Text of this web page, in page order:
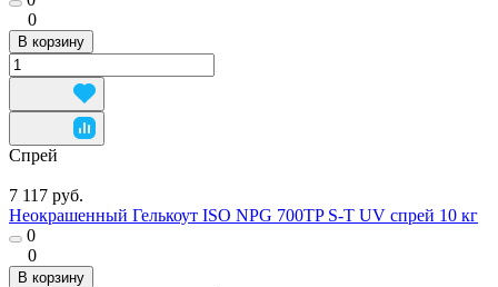
0
В корзину
Спрей
7 117 руб.
Неокрашенный Гелькоут ISO NPG 700TP S-T UV спрей 10 кг
0
0
В корзину